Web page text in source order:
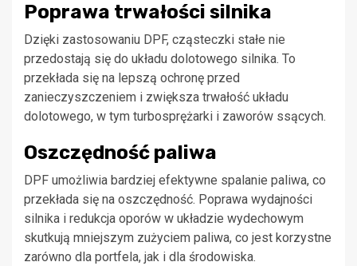
Poprawa trwałości silnika
Dzięki zastosowaniu DPF, cząsteczki stałe nie
przedostają się do układu dolotowego silnika. To
przekłada się na lepszą ochronę przed
zanieczyszczeniem i zwiększa trwałość układu
dolotowego, w tym turbosprężarki i zaworów ssących.
Oszczędność paliwa
DPF umożliwia bardziej efektywne spalanie paliwa, co
przekłada się na oszczędność. Poprawa wydajności
silnika i redukcja oporów w układzie wydechowym
skutkują mniejszym zużyciem paliwa, co jest korzystne
zarówno dla portfela, jak i dla środowiska.